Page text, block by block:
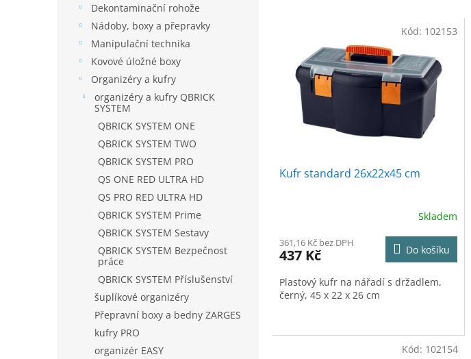
Dekontaminační rohože
Nádoby, boxy a přepravky
Manipulační technika
Kovové úložné boxy
Organizéry a kufry
organizéry a kufry QBRICK
SYSTEM
QBRICK SYSTEM ONE
QBRICK SYSTEM TWO
QBRICK SYSTEM PRO
QS ONE RED ULTRA HD
QS PRO RED ULTRA HD
QBRICK SYSTEM Prime
QBRICK SYSTEM Sestavy
QBRICK SYSTEM Bezpečnost
práce
QBRICK SYSTEM Příslušenství
šuplíkové organizéry
Přepravní boxy a bedny ZARGES
kufry PRO
organizér EASY
Kufr standard 26x22x45 cm
Skladem
361,16 Kč bez DPH
437 Kč Do košíku
Plastový kufr na nářadí s držadlem,
černý, 45 x 22 x 26 cm
Kód: 102153
Kód: 102154